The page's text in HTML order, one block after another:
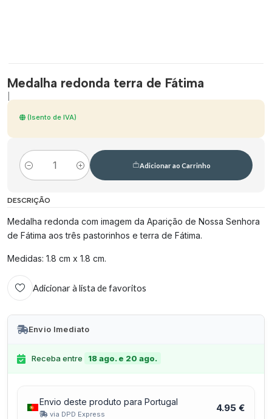
Medalha redonda terra de Fátima
(Isento de IVA)
Quantidade
Adicionar ao Carrinho
DESCRIÇÃO
Medalha redonda com imagem da Aparição de Nossa Senhora
de Fátima aos três pastorinhos e terra de Fátima.
Medidas: 1.8 cm x 1.8 cm.
Adicionar à lista de favoritos
Envio Imediato
Receba entre 18 ago. e 20 ago.
Envio deste produto para Portugal
via DPD Express
4.95 €